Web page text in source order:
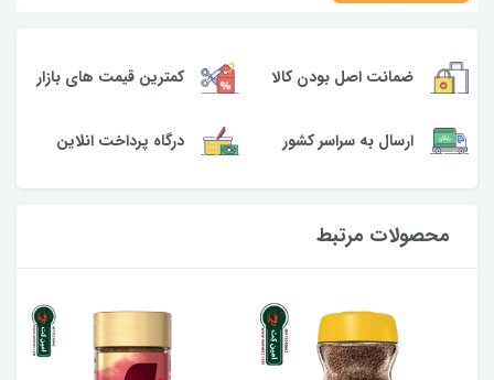
ضمانت اصل بودن کالا کمترین قیمت های بازار
ارسال به سراسر کشور درگاه پرداخت انلاین
محصولات مرتبط